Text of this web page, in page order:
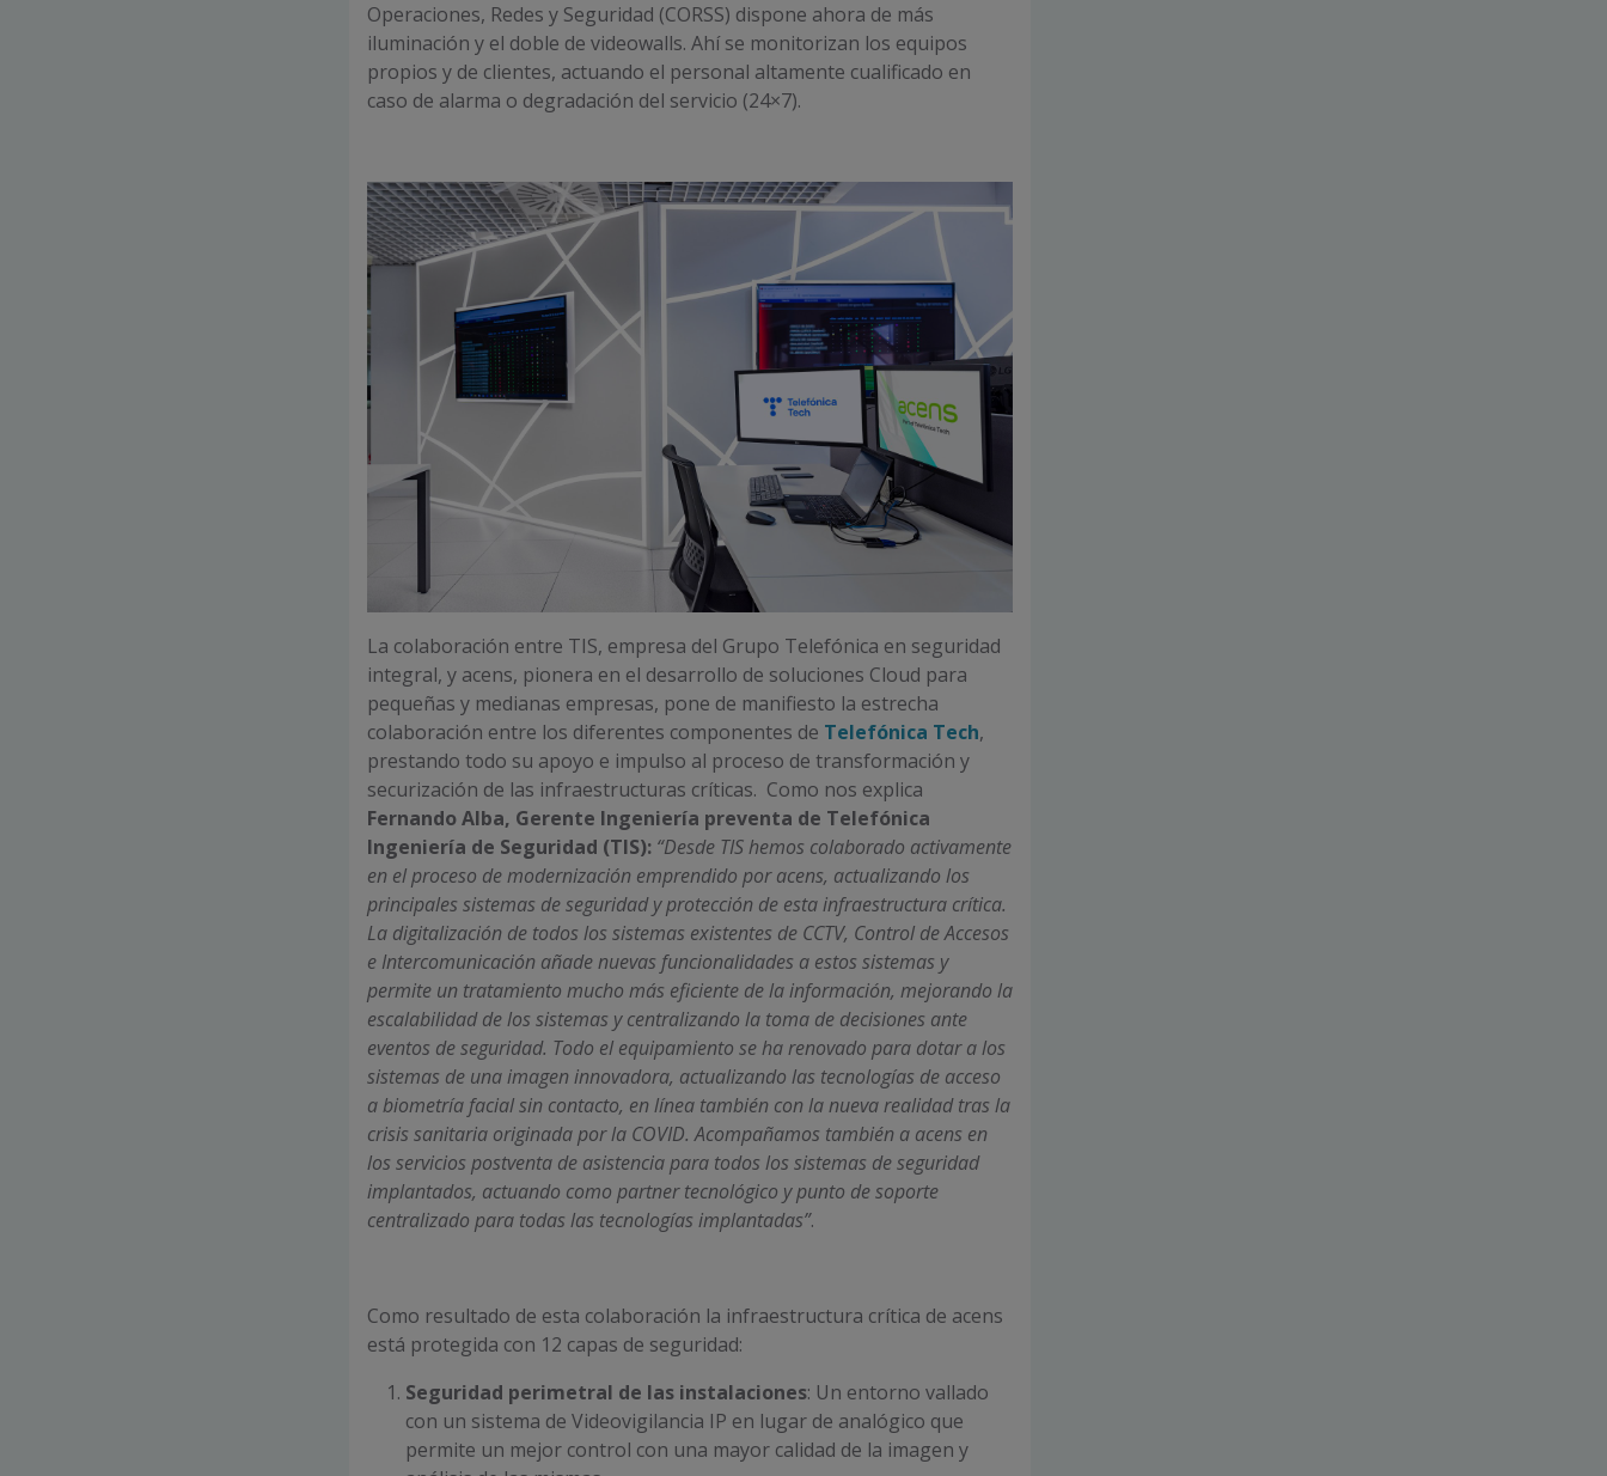
Operaciones, Redes y Seguridad (CORSS) dispone ahora de más
iluminación y el doble de videowalls. Ahí se monitorizan los equipos
propios y de clientes, actuando el personal altamente cualificado en
caso de alarma o degradación del servicio (24×7).
La colaboración entre TIS, empresa del Grupo Telefónica en seguridad
integral, y acens, pionera en el desarrollo de soluciones Cloud para
pequeñas y medianas empresas, pone de manifiesto la estrecha
colaboración entre los diferentes componentes de Telefónica Tech,
prestando todo su apoyo e impulso al proceso de transformación y
securización de las infraestructuras críticas. Como nos explica
Fernando Alba, Gerente Ingeniería preventa de Telefónica
Ingeniería de Seguridad (TIS): “Desde TIS hemos colaborado activamente
en el proceso de modernización emprendido por acens, actualizando los
principales sistemas de seguridad y protección de esta infraestructura crítica.
La digitalización de todos los sistemas existentes de CCTV, Control de Accesos
e Intercomunicación añade nuevas funcionalidades a estos sistemas y
permite un tratamiento mucho más eficiente de la información, mejorando la
escalabilidad de los sistemas y centralizando la toma de decisiones ante
eventos de seguridad. Todo el equipamiento se ha renovado para dotar a los
sistemas de una imagen innovadora, actualizando las tecnologías de acceso
a biometría facial sin contacto, en línea también con la nueva realidad tras la
crisis sanitaria originada por la COVID. Acompañamos también a acens en
los servicios postventa de asistencia para todos los sistemas de seguridad
implantados, actuando como partner tecnológico y punto de soporte
centralizado para todas las tecnologías implantadas”.
Como resultado de esta colaboración la infraestructura crítica de acens
está protegida con 12 capas de seguridad:
Seguridad perimetral de las instalaciones: Un entorno vallado
con un sistema de Videovigilancia IP en lugar de analógico que
permite un mejor control con una mayor calidad de la imagen y